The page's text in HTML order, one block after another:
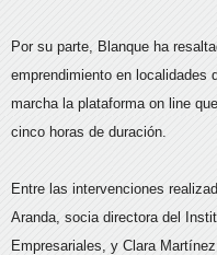
Por su parte, Blanque ha
emprendimiento en localidades
marcha la plataforma on line
cinco horas de duración.
Entre las intervenciones
Aranda, socia directora del
Empresariales, y Clara